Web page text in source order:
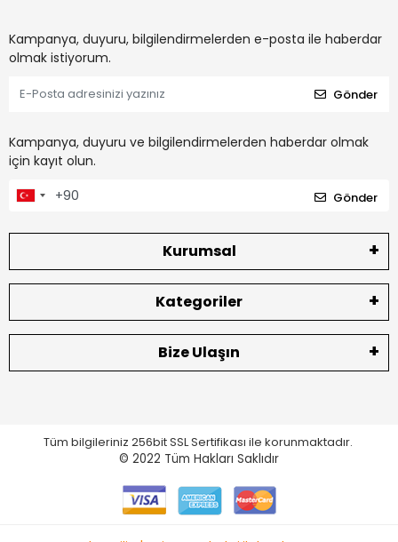
Kampanya, duyuru, bilgilendirmelerden e-posta ile haberdar
olmak istiyorum.
Gönder
Kampanya, duyuru ve bilgilendirmelerden haberdar olmak
için kayıt olun.
Gönder
Kurumsal
Kategoriler
Bize Ulaşın
Tüm bilgileriniz 256bit SSL Sertifikası ile korunmaktadır.
© 2022 Tüm Hakları Saklıdır